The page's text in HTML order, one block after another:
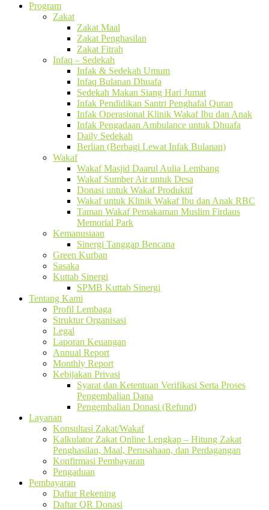
Program
Zakat
Zakat Maal
Zakat Penghasilan
Zakat Fitrah
Infaq – Sedekah
Infak & Sedekah Umum
Infaq Bulanan Dhuafa
Sedekah Makan Siang Hari Jumat
Infak Pendidikan Santri Penghafal Quran
Infak Operasional Klinik Wakaf Ibu dan Anak
Infak Pengadaan Ambulance untuk Dhuafa
Daily Sedekah
Berlian (Berbagi Lewat Infak Bulanan)
Wakaf
Wakaf Masjid Daarul Aulia Lembang
Wakaf Sumber Air untuk Desa
Donasi untuk Wakaf Produktif
Wakaf untuk Klinik Wakaf Ibu dan Anak RBC
Taman Wakaf Pemakaman Muslim Firdaus
Memorial Park
Kemanusiaan
Sinergi Tanggap Bencana
Green Kurban
Sasaka
Kuttab Sinergi
SPMB Kuttab Sinergi
Tentang Kami
Profil Lembaga
Struktur Organisasi
Legal
Laporan Keuangan
Annual Report
Monthly Report
Kebijakan Privasi
Syarat dan Ketentuan Verifikasi Serta Proses
Pengembalian Dana
Pengembalian Donasi (Refund)
Layanan
Konsultasi Zakat/Wakaf
Kalkulator Zakat Online Lengkap – Hitung Zakat
Penghasilan, Maal, Perusahaan, dan Perdagangan
Konfirmasi Pembayaran
Pengaduan
Pembayaran
Daftar Rekening
Daftar QR Donasi